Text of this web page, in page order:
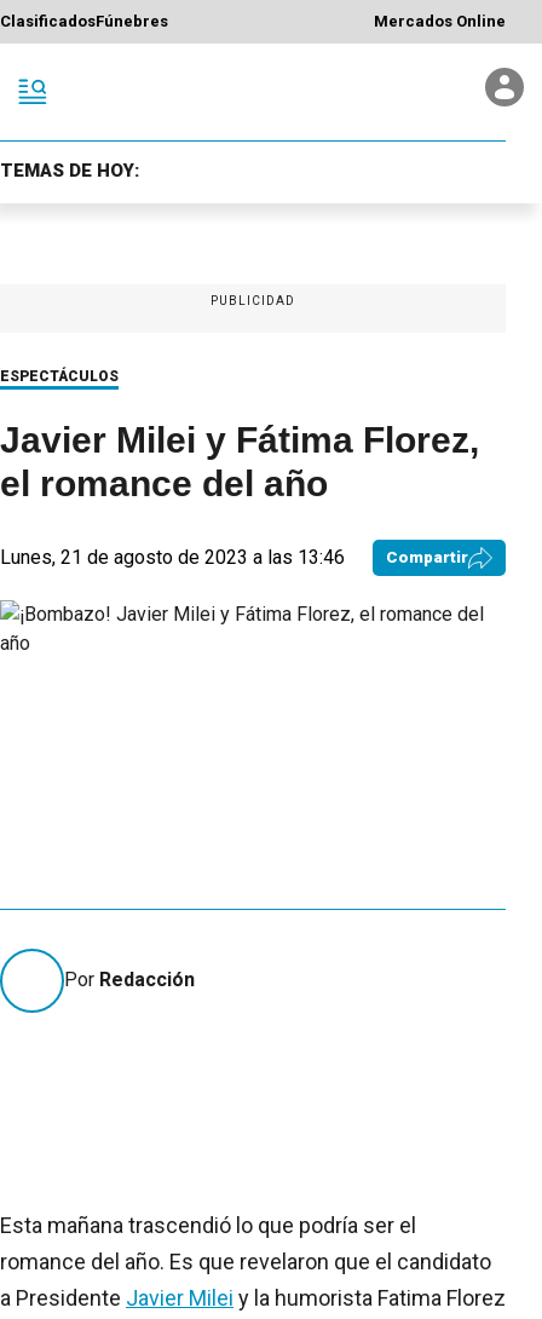
ClasificadosFúnebres Mercados Online
TEMAS DE HOY:
PUBLICIDAD
ESPECTÁCULOS
Javier Milei y Fátima Florez,
el romance del año
Lunes, 21 de agosto de 2023 a las 13:46 Compartir
Por Redacción
Esta mañana trascendió lo que podría ser el
romance del año. Es que revelaron que el candidato
a Presidente Javier Milei y la humorista Fatima Florez